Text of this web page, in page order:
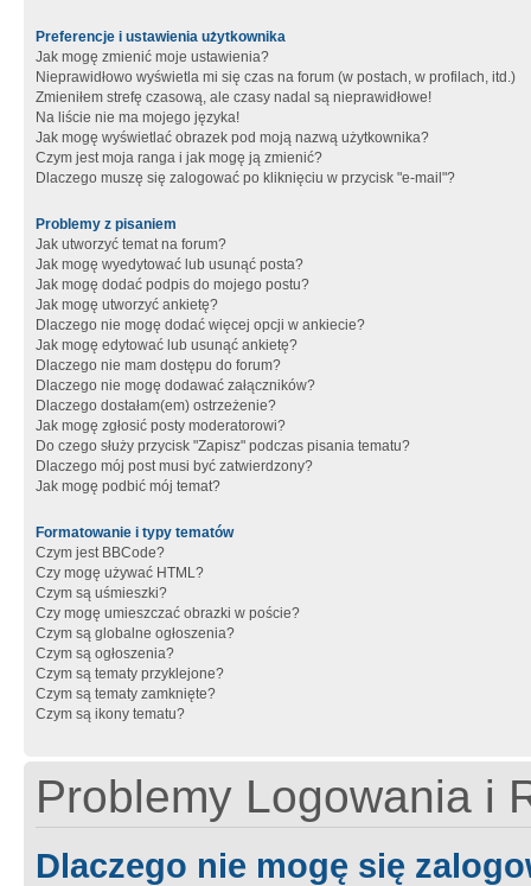
Preferencje i ustawienia użytkownika
Jak mogę zmienić moje ustawienia?
Nieprawidłowo wyświetla mi się czas na forum (w postach, w profilach, itd.)
Zmieniłem strefę czasową, ale czasy nadal są nieprawidłowe!
Na liście nie ma mojego języka!
Jak mogę wyświetlać obrazek pod moją nazwą użytkownika?
Czym jest moja ranga i jak mogę ją zmienić?
Dlaczego muszę się zalogować po kliknięciu w przycisk "e-mail"?
Problemy z pisaniem
Jak utworzyć temat na forum?
Jak mogę wyedytować lub usunąć posta?
Jak mogę dodać podpis do mojego postu?
Jak mogę utworzyć ankietę?
Dlaczego nie mogę dodać więcej opcji w ankiecie?
Jak mogę edytować lub usunąć ankietę?
Dlaczego nie mam dostępu do forum?
Dlaczego nie mogę dodawać załączników?
Dlaczego dostałam(em) ostrzeżenie?
Jak mogę zgłosić posty moderatorowi?
Do czego służy przycisk "Zapisz" podczas pisania tematu?
Dlaczego mój post musi być zatwierdzony?
Jak mogę podbić mój temat?
Formatowanie i typy tematów
Czym jest BBCode?
Czy mogę używać HTML?
Czym są uśmieszki?
Czy mogę umieszczać obrazki w poście?
Czym są globalne ogłoszenia?
Czym są ogłoszenia?
Czym są tematy przyklejone?
Czym są tematy zamknięte?
Czym są ikony tematu?
Problemy Logowania i
Dlaczego nie mogę się